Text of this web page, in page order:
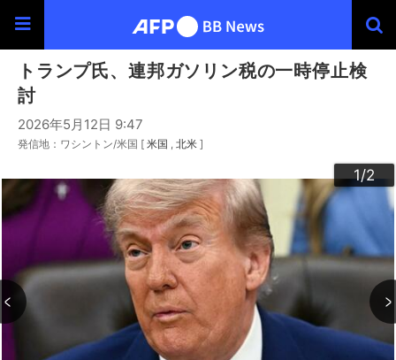
トランプ氏、連邦ガソリン税の一時停止検
討
2026年5月12日 9:47
発信地：ワシントン/米国 [ 米国 北米 ]
1/2
2/2